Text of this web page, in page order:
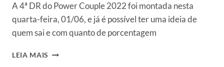
A 4ª DR do Power Couple 2022 foi montada nesta
quarta-feira, 01/06, e já é possível ter uma ideia de
quem sai e com quanto de porcentagem
LEIA MAIS PORCENTAGEM